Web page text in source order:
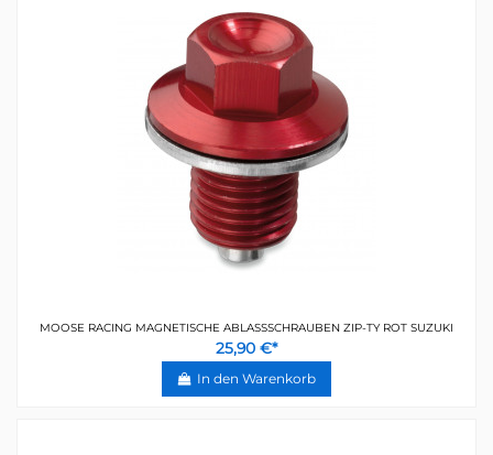
MOOSE RACING MAGNETISCHE ABLASSSCHRAUBEN ZIP-TY ROT SUZUKI
25,90 €*
In den Warenkorb